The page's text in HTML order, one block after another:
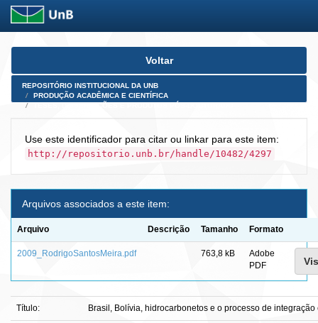
Skip
Voltar
REPOSITÓRIO INSTITUCIONAL DA UNB
PRODUÇÃO ACADÊMICA E CIENTÍFICA
Use este identificador para citar ou linkar para este item:
http://repositorio.unb.br/handle/10482/4297
Arquivos associados a este item:
Arquivo Descrição Tamanho Formato
2009_RodrigoSantosMeira.pdf 763,8 kB
Adobe
PDF
Título: Brasil, Bolívia, hidrocarbonetos e o processo de